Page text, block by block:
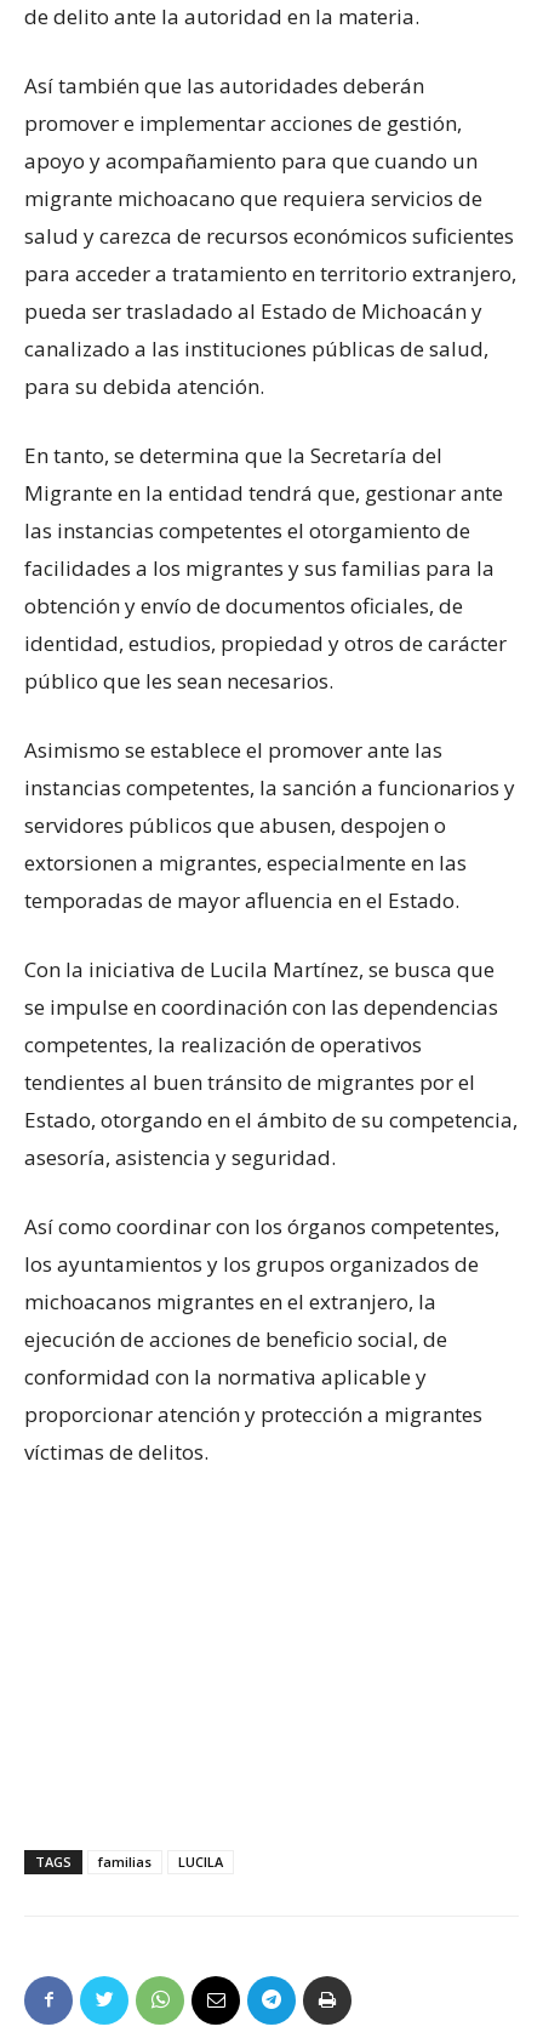
de delito ante la autoridad en la materia.
Así también que las autoridades deberán
promover e implementar acciones de gestión,
apoyo y acompañamiento para que cuando un
migrante michoacano que requiera servicios de
salud y carezca de recursos económicos suficientes
para acceder a tratamiento en territorio extranjero,
pueda ser trasladado al Estado de Michoacán y
canalizado a las instituciones públicas de salud,
para su debida atención.
En tanto, se determina que la Secretaría del
Migrante en la entidad tendrá que, gestionar ante
las instancias competentes el otorgamiento de
facilidades a los migrantes y sus familias para la
obtención y envío de documentos oficiales, de
identidad, estudios, propiedad y otros de carácter
público que les sean necesarios.
Asimismo se establece el promover ante las
instancias competentes, la sanción a funcionarios y
servidores públicos que abusen, despojen o
extorsionen a migrantes, especialmente en las
temporadas de mayor afluencia en el Estado.
Con la iniciativa de Lucila Martínez, se busca que
se impulse en coordinación con las dependencias
competentes, la realización de operativos
tendientes al buen tránsito de migrantes por el
Estado, otorgando en el ámbito de su competencia,
asesoría, asistencia y seguridad.
Así como coordinar con los órganos competentes,
los ayuntamientos y los grupos organizados de
michoacanos migrantes en el extranjero, la
ejecución de acciones de beneficio social, de
conformidad con la normativa aplicable y
proporcionar atención y protección a migrantes
víctimas de delitos.
TAGS familias LUCILA